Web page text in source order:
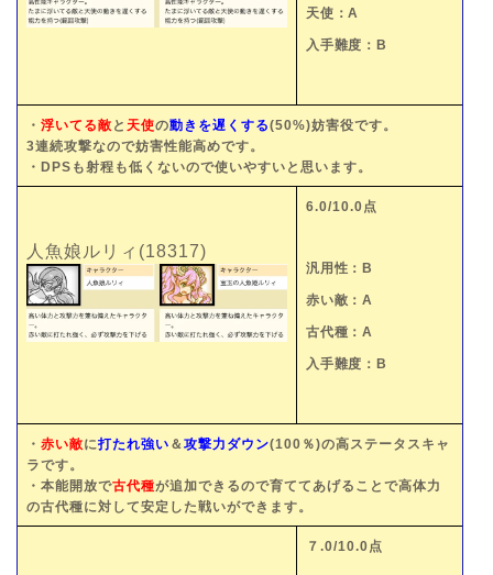
天使：A
入手難度：B
・ 浮いてる敵 と 天使の動きを遅くする(50%)妨害役です。
3連続攻撃なので妨害性能高めです。
・DPSも射程も低くないので使いやすいと思います。
人魚娘ルリィ(18317)
6.0/10.0点
汎用性：B
赤い敵：A
古代種：A
入手難度：B
・ 赤い敵に打たれ強い ＆攻撃力ダウン(100％)の高ステータスキャ
ラです。
・本能開放で古代種が追加できるので育ててあげることで高体力
の古代種に対して安定した戦いができます。
７.0/10.0点